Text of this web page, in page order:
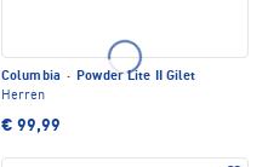
Columbia · Powder Lite II Gilet
Herren
€ 99,99